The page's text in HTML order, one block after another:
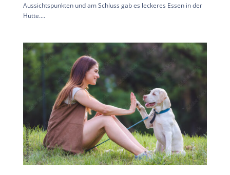
Aussichtspunkten und am Schluss gab es leckeres Essen in der
Hütte....